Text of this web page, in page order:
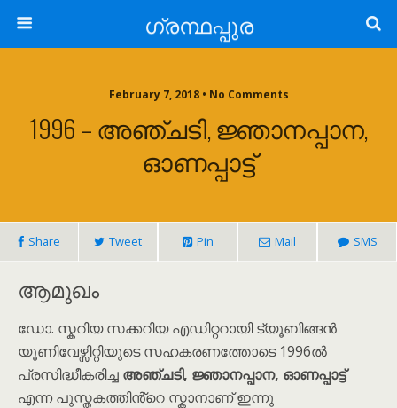
ഗ്രന്ഥപ്പുര
February 7, 2018 • No Comments
1996 – അഞ്ചടി, ജ്ഞാനപ്പാന,
ഓണപ്പാട്ട്
Share Tweet Pin Mail SMS
ആമുഖം
ഡോ. സ്കറിയ സക്കറിയ എഡിറ്ററായി ട്യൂബിങ്ങൻ
യൂണിവേഴ്സിറ്റിയുടെ സഹകരണത്തോടെ 1996ൽ
പ്രസിദ്ധീകരിച്ച അഞ്ചടി, ജ്ഞാനപ്പാന, ഓണപ്പാട്ട്
എന്ന പുസ്തകത്തിൻ്റെ സ്കാനാണ് ഇന്നു